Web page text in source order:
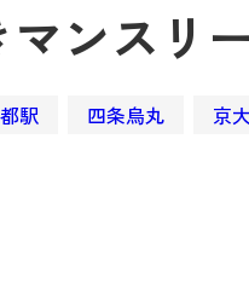
マンスリ
駅 四条烏丸 京